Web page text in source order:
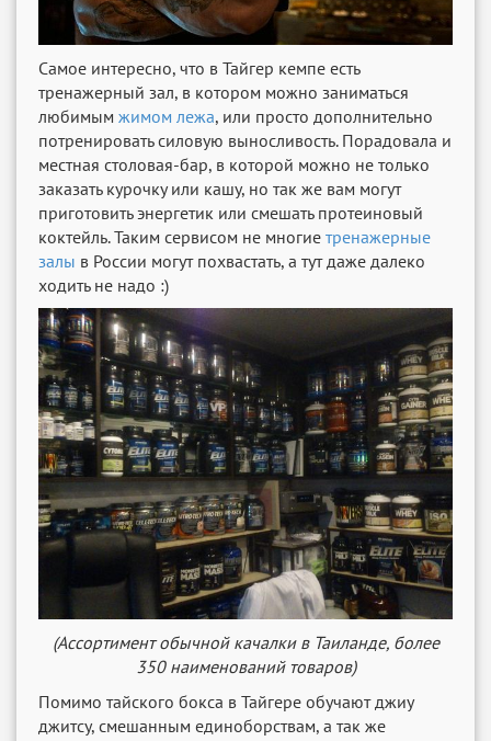
Самое интересно, что в Тайгер кемпе есть
тренажерный зал, в котором можно заниматься
любимым жимом лежа, или просто дополнительно
потренировать силовую выносливость. Порадовала и
местная столовая-бар, в которой можно не только
заказать курочку или кашу, но так же вам могут
приготовить энергетик или смешать протеиновый
коктейль. Таким сервисом не многие тренажерные
залы в России могут похвастать, а тут даже далеко
ходить не надо :)
(Ассортимент обычной качалки в Таиланде, более
350 наименований товаров)
Помимо тайского бокса в Тайгере обучают джиу
джитсу, смешанным единоборствам, а так же